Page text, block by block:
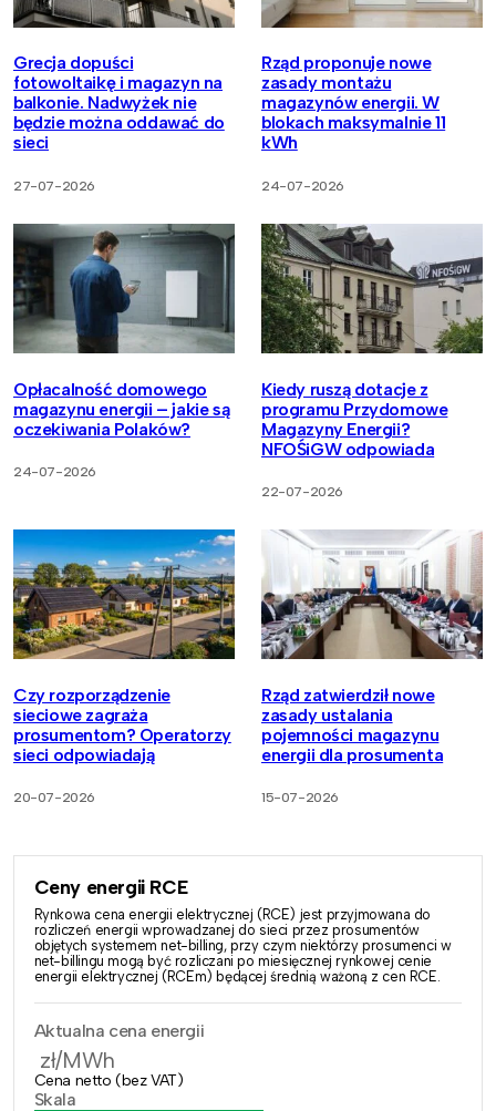
Grecja dopuści
fotowoltaikę i magazyn na
balkonie. Nadwyżek nie
będzie można oddawać do
sieci
27-07-2026
Rząd proponuje nowe
zasady montażu
magazynów energii. W
blokach maksymalnie 11
kWh
24-07-2026
Opłacalność domowego
magazynu energii – jakie są
oczekiwania Polaków?
24-07-2026
Kiedy ruszą dotacje z
programu Przydomowe
Magazyny Energii?
NFOŚiGW odpowiada
22-07-2026
Czy rozporządzenie
sieciowe zagraża
prosumentom? Operatorzy
sieci odpowiadają
20-07-2026
Rząd zatwierdził nowe
zasady ustalania
pojemności magazynu
energii dla prosumenta
15-07-2026
Ceny energii RCE
Rynkowa cena energii elektrycznej (RCE) jest przyjmowana do
rozliczeń energii wprowadzanej do sieci przez prosumentów
objętych systemem net-billing, przy czym niektórzy prosumenci w
net-billingu mogą być rozliczani po miesięcznej rynkowej cenie
energii elektrycznej (RCEm) będącej średnią ważoną z cen RCE.
Aktualna cena energii
zł/MWh
Cena netto (bez VAT)
Skala